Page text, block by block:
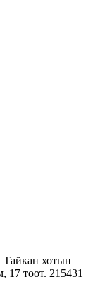
хотын
17 тоот. 215431